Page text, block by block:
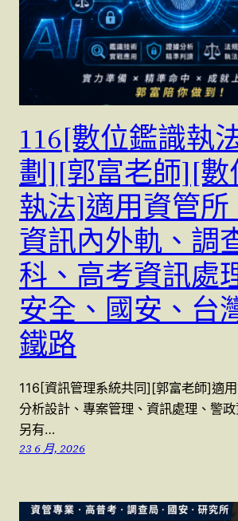
116[數位鑑識執
劃][郭富老師][數
執法]適用資管所
資訊內外軌、調
科、高考資訊處
安全、國安、台
鐵路
116[資訊管理系統共同][郭富老師]適
分析設計、專案管理、資訊處理、警
另有…
23 6 月, 2026